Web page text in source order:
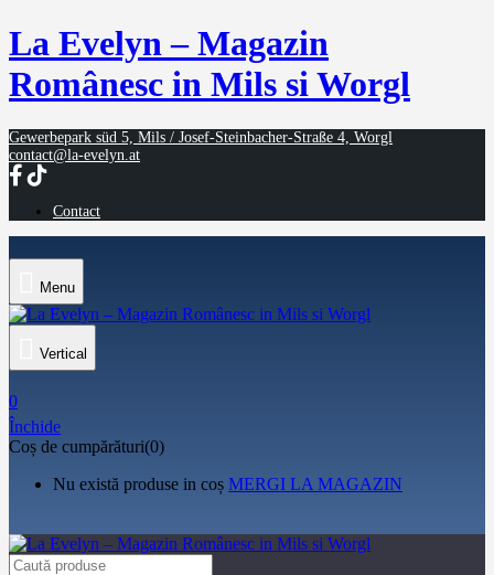
La Evelyn – Magazin
Românesc in Mils si Worgl
Gewerbepark süd 5, Mils / Josef-Steinbacher-Straße 4, Worgl
contact@la-evelyn.at
Contact
Menu
Vertical
0
Închide
Coș de cumpărături(0)
Nu există produse in coș MERGI LA MAGAZIN